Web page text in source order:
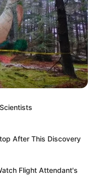
After This Discovery
Flight Attendant's